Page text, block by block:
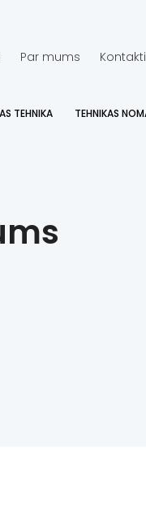
Par mums Kontakti
TEHNIKA TEHNIKAS